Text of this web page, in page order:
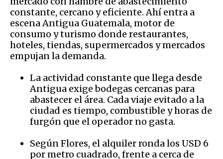
constante, cercano y eficiente. Ahí entra a
escena Antigua Guatemala, motor de
consumo y turismo donde restaurantes,
hoteles, tiendas, supermercados y mercados
empujan la demanda.
La actividad constante que llega desde
Antigua exige bodegas cercanas para
abastecer el área. Cada viaje evitado a la
ciudad es tiempo, combustible y horas de
furgón que el operador no gasta.
Según Flores, el alquiler ronda los USD 6
por metro cuadrado, frente a cerca de